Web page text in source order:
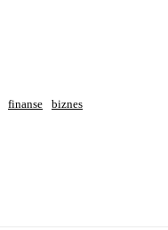
finanse
biznes